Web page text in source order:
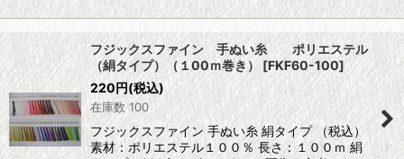
フジックスファイン 手ぬい糸 ポリエステル
（絹タイプ）（１00ｍ巻き）[FKF60-100]
220円(税込)
在庫数 100
フジックスファイン 手ぬい糸 絹タイプ （税込）
素材：ポリエステル１００％ 長さ：１００ｍ 絹